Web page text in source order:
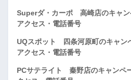
Superダ・カーポ 高崎店のキャン
アクセス・電話番号
UQスポット 四条河原町のキャン
アクセス・電話番号
PCサテライト 秦野店のキャンペ